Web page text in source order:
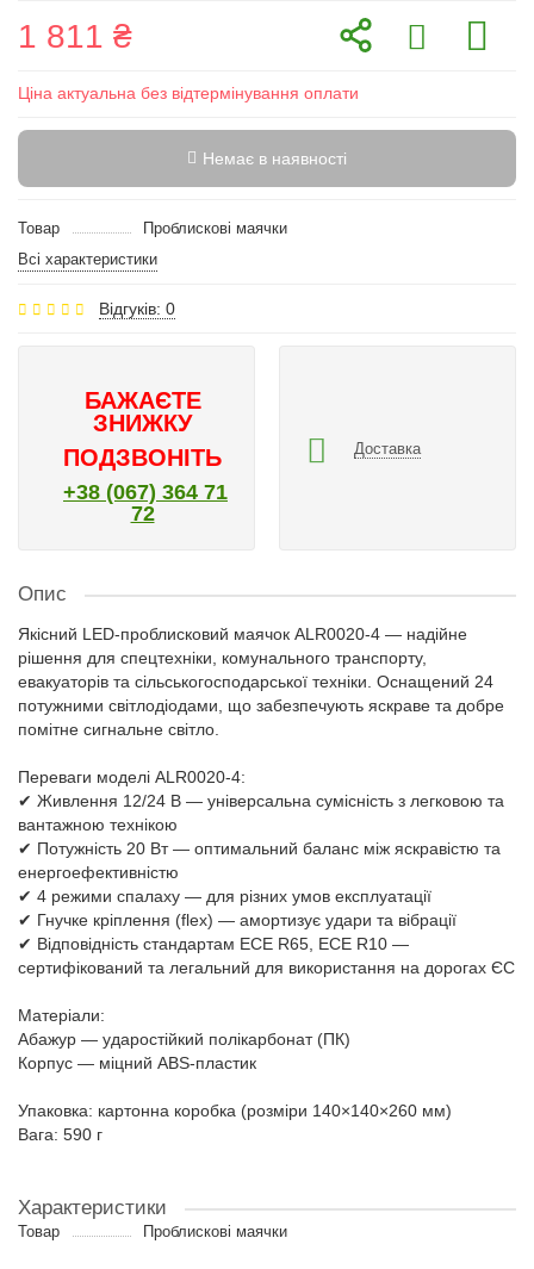
1 811 ₴
Ціна актуальна без відтермінування оплати
Немає в наявності
Товар
Проблискові маячки
Всі характеристики
Відгуків: 0
БАЖАЄТЕ
ЗНИЖКУ
ПОДЗВОНІТЬ
+38 (067) 364 71
72
Доставка
Опис
Якісний LED-проблисковий маячок ALR0020-4 — надійне
рішення для спецтехніки, комунального транспорту,
евакуаторів та сільськогосподарської техніки. Оснащений 24
потужними світлодіодами, що забезпечують яскраве та добре
помітне сигнальне світло.
Переваги моделі ALR0020-4:
✔ Живлення 12/24 В — універсальна сумісність з легковою та
вантажною технікою
✔ Потужність 20 Вт — оптимальний баланс між яскравістю та
енергоефективністю
✔ 4 режими спалаху — для різних умов експлуатації
✔ Гнучке кріплення (flex) — амортизує удари та вібрації
✔ Відповідність стандартам ECE R65, ECE R10 —
сертифікований та легальний для використання на дорогах ЄС
Матеріали:
Абажур — ударостійкий полікарбонат (ПК)
Корпус — міцний ABS-пластик
Упаковка: картонна коробка (розміри 140×140×260 мм)
Вага: 590 г
Характеристики
Товар Проблискові маячки